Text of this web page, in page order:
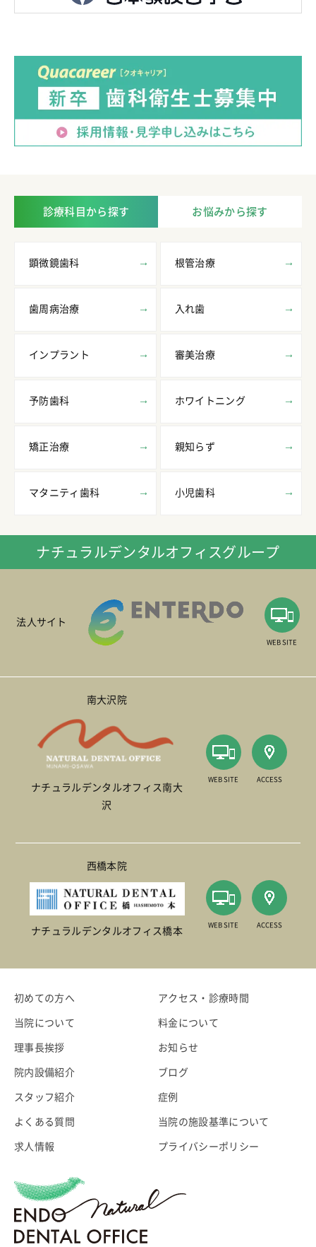
診療科目から探す お悩みから探す
顕微鏡歯科 根管治療
歯周病治療 入れ歯
インプラント 審美治療
予防歯科 ホワイトニング
矯正治療 親知らず
マタニティ歯科 小児歯科
ナチュラルデンタルオフィスグループ
法人サイト
WEB SITE
南大沢院
ナチュラルデンタルオフィス南大
沢
WEB SITE ACCESS
西橋本院
ナチュラルデンタルオフィス橋本
WEB SITE ACCESS
初めての方へ
当院について
理事長挨拶
院内設備紹介
スタッフ紹介
よくある質問
求人情報
アクセス・診療時間
料金について
お知らせ
ブログ
症例
当院の施設基準について
プライバシーポリシー